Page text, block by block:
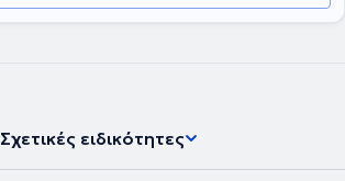
Σχετικές ειδικότητες